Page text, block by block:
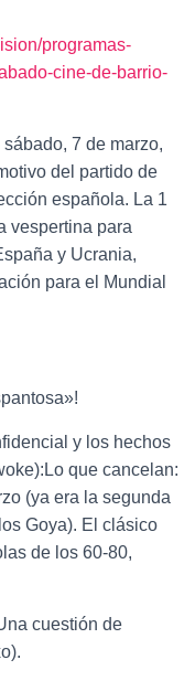
programas-
cine-de-barrio-
7 de marzo,
del partido de
española. La 1
vespertina para
y Ucrania,
para el Mundial
y los hechos
que cancelan:
(ya era la segunda
Goya). El clásico
de los 60-80,
cuestión de